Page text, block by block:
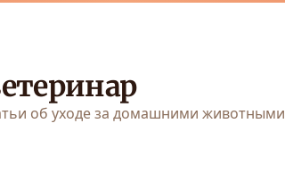
об уходе за домашними животными